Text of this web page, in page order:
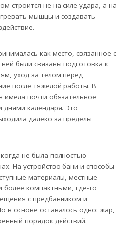
строится не на силе удара, а на
мышцы и создавать
как место, связанное с
были связаны подготовка к
уход за телом перед
после тяжелой работы. В
имела почти обязательное
днями календаря. Это
далеко за пределы
не была полностью
На устройство бани и способы
материалы, местные
более компактными, где-то
с предбанником и
в основе оставалось одно: жар,
порядок действий.